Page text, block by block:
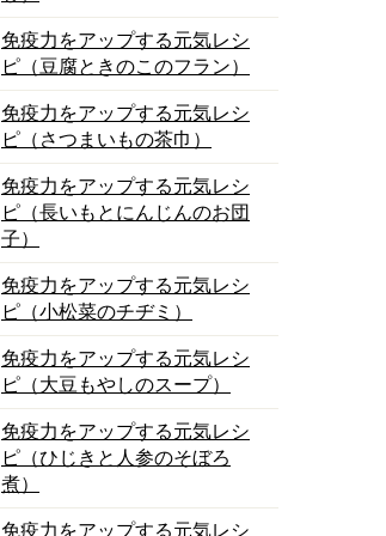
免疫力をアップする元気レシ
ピ（豆腐ときのこのフラン）
免疫力をアップする元気レシ
ピ（さつまいもの茶巾）
免疫力をアップする元気レシ
ピ（長いもとにんじんのお団
子）
免疫力をアップする元気レシ
ピ（小松菜のチヂミ）
免疫力をアップする元気レシ
ピ（大豆もやしのスープ）
免疫力をアップする元気レシ
ピ（ひじきと人参のそぼろ
煮）
免疫力をアップする元気レシ